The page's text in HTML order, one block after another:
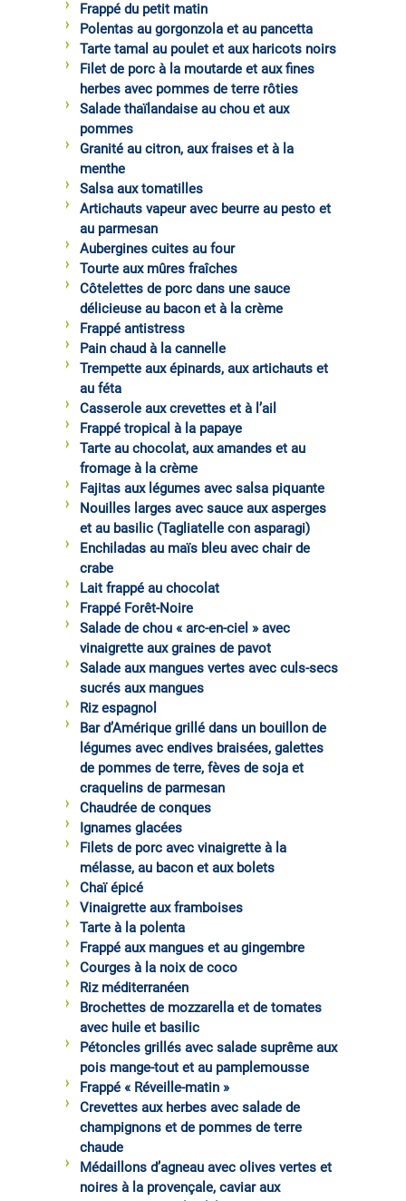
Frappé du petit matin
Polentas au gorgonzola et au pancetta
Tarte tamal au poulet et aux haricots noirs
Filet de porc à la moutarde et aux fines
herbes avec pommes de terre rôties
Salade thaïlandaise au chou et aux
pommes
Granité au citron, aux fraises et à la
menthe
Salsa aux tomatilles
Artichauts vapeur avec beurre au pesto et
au parmesan
Aubergines cuites au four
Tourte aux mûres fraîches
Côtelettes de porc dans une sauce
délicieuse au bacon et à la crème
Frappé antistress
Pain chaud à la cannelle
Trempette aux épinards, aux artichauts et
au féta
Casserole aux crevettes et à l’ail
Frappé tropical à la papaye
Tarte au chocolat, aux amandes et au
fromage à la crème
Fajitas aux légumes avec salsa piquante
Nouilles larges avec sauce aux asperges
et au basilic (Tagliatelle con asparagi)
Enchiladas au maïs bleu avec chair de
crabe
Lait frappé au chocolat
Frappé Forêt-Noire
Salade de chou « arc-en-ciel » avec
vinaigrette aux graines de pavot
Salade aux mangues vertes avec culs-secs
sucrés aux mangues
Riz espagnol
Bar d’Amérique grillé dans un bouillon de
légumes avec endives braisées, galettes
de pommes de terre, fèves de soja et
craquelins de parmesan
Chaudrée de conques
Ignames glacées
Filets de porc avec vinaigrette à la
mélasse, au bacon et aux bolets
Chaï épicé
Vinaigrette aux framboises
Tarte à la polenta
Frappé aux mangues et au gingembre
Courges à la noix de coco
Riz méditerranéen
Brochettes de mozzarella et de tomates
avec huile et basilic
Pétoncles grillés avec salade suprême aux
pois mange-tout et au pamplemousse
Frappé « Réveille-matin »
Crevettes aux herbes avec salade de
champignons et de pommes de terre
chaude
Médaillons d’agneau avec olives vertes et
noires à la provençale, caviar aux